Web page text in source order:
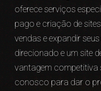
oferece serviços
pago e criação de
vendas e expandir
direcionado e um site
vantagem competitiva
conosco para dar o